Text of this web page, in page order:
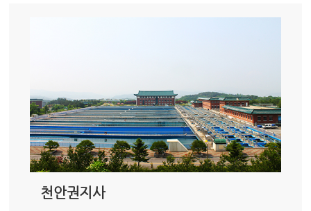
천안권지사